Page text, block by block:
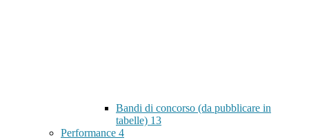
Bandi di concorso (da pubblicare in
tabelle) 13
Performance 4